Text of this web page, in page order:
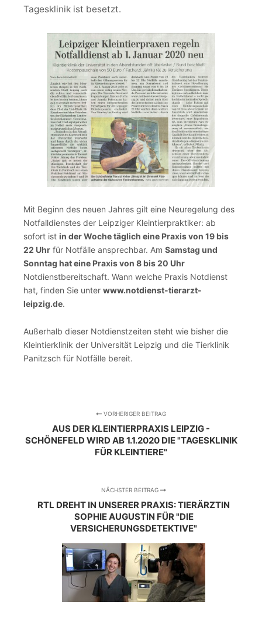
Tagesklinik ist besetzt.
Mit Beginn des neuen Jahres gilt eine Neuregelung des
Notfalldienstes der Leipziger Kleintierpraktiker: ab
sofort ist in der Woche täglich eine Praxis von 19 bis
22 Uhr für Notfälle ansprechbar. Am Samstag und
Sonntag hat eine Praxis von 8 bis 20 Uhr
Notdienstbereitschaft. Wann welche Praxis Notdienst
hat, finden Sie unter www.notdienst-tierarzt-
leipzig.de.
Außerhalb dieser Notdienstzeiten steht wie bisher die
Kleintierklinik der Universität Leipzig und die Tierklinik
Panitzsch für Notfälle bereit.
VORHERIGER BEITRAG
AUS DER KLEINTIERPRAXIS LEIPZIG -
SCHÖNEFELD WIRD AB 1.1.2020 DIE "TAGESKLINIK
FÜR KLEINTIERE"
NÄCHSTER BEITRAG
RTL DREHT IN UNSERER PRAXIS: TIERÄRZTIN
SOPHIE AUGUSTIN FÜR "DIE
VERSICHERUNGSDETEKTIVE"